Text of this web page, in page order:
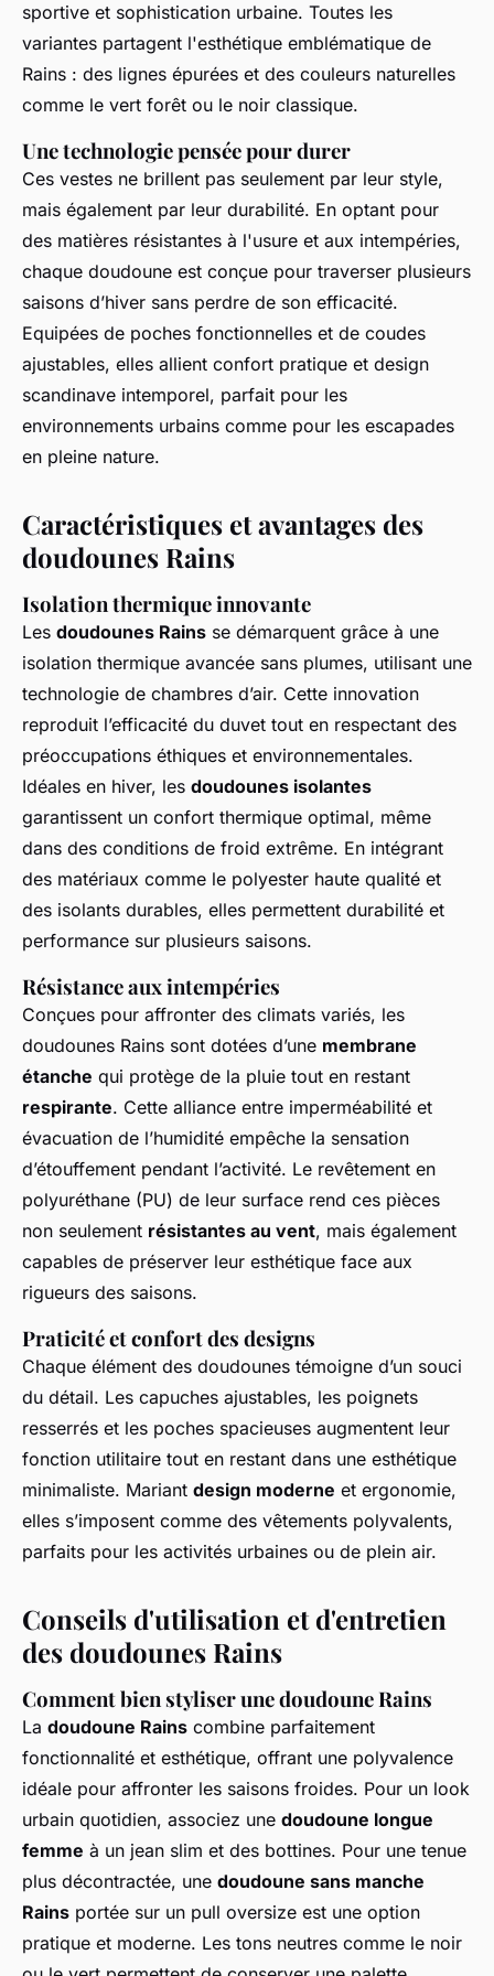
sportive et sophistication urbaine. Toutes les
variantes partagent l'esthétique emblématique de
Rains : des lignes épurées et des couleurs naturelles
comme le vert forêt ou le noir classique.
Une technologie pensée pour durer
Ces vestes ne brillent pas seulement par leur style,
mais également par leur durabilité. En optant pour
des matières résistantes à l'usure et aux intempéries,
chaque doudoune est conçue pour traverser plusieurs
saisons d’hiver sans perdre de son efficacité.
Equipées de poches fonctionnelles et de coudes
ajustables, elles allient confort pratique et design
scandinave intemporel, parfait pour les
environnements urbains comme pour les escapades
en pleine nature.
Caractéristiques et avantages des
doudounes Rains
Isolation thermique innovante
Les doudounes Rains se démarquent grâce à une
isolation thermique avancée sans plumes, utilisant une
technologie de chambres d’air. Cette innovation
reproduit l’efficacité du duvet tout en respectant des
préoccupations éthiques et environnementales.
Idéales en hiver, les doudounes isolantes
garantissent un confort thermique optimal, même
dans des conditions de froid extrême. En intégrant
des matériaux comme le polyester haute qualité et
des isolants durables, elles permettent durabilité et
performance sur plusieurs saisons.
Résistance aux intempéries
Conçues pour affronter des climats variés, les
doudounes Rains sont dotées d’une membrane
étanche qui protège de la pluie tout en restant
respirante. Cette alliance entre imperméabilité et
évacuation de l’humidité empêche la sensation
d’étouffement pendant l’activité. Le revêtement en
polyuréthane (PU) de leur surface rend ces pièces
non seulement résistantes au vent, mais également
capables de préserver leur esthétique face aux
rigueurs des saisons.
Praticité et confort des designs
Chaque élément des doudounes témoigne d’un souci
du détail. Les capuches ajustables, les poignets
resserrés et les poches spacieuses augmentent leur
fonction utilitaire tout en restant dans une esthétique
minimaliste. Mariant design moderne et ergonomie,
elles s’imposent comme des vêtements polyvalents,
parfaits pour les activités urbaines ou de plein air.
Conseils d'utilisation et d'entretien
des doudounes Rains
Comment bien styliser une doudoune Rains
La doudoune Rains combine parfaitement
fonctionnalité et esthétique, offrant une polyvalence
idéale pour affronter les saisons froides. Pour un look
urbain quotidien, associez une doudoune longue
femme à un jean slim et des bottines. Pour une tenue
plus décontractée, une doudoune sans manche
Rains portée sur un pull oversize est une option
pratique et moderne. Les tons neutres comme le noir